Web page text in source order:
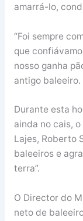
amarrá-lo,
“Foi sempre
que
nosso ganha
antigo baleeiro.
Durante esta
ainda no cais,
Lajes, Roberto
baleeiros e
terra”.
O Director do
neto de